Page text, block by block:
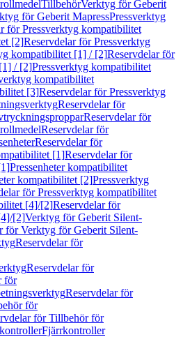
TillbehörVerktyg för Geberit
för Geberit MapressPressverktyg
för Pressverktyg kompatibilitet
[2]Reservdelar för Pressverktyg
kompatibilitet [1] / [2]Reservdelar för
/ [2]Pressverktyg kompatibilitet
kompatibilitet
[3]Reservdelar för Pressverktyg
Reservdelar för
Reservdelar för
Reservdelar för
Reservdelar för
[1]Reservdelar för
Pressenheter kompatibilitet
kompatibilitet [2]Pressverktyg
för Pressverktyg kompatibilitet
[4]/[2]Reservdelar för
[2]Verktyg för Geberit Silent-
för Verktyg för Geberit Silent-
Reservdelar för
Reservdelar för
för
Reservdelar för
för
för Tillbehör för
Fjärrkontroller